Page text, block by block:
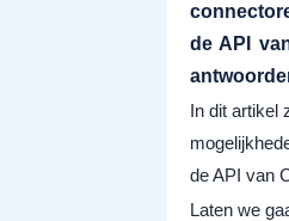
de API
In dit artikel
de API van
Laten we